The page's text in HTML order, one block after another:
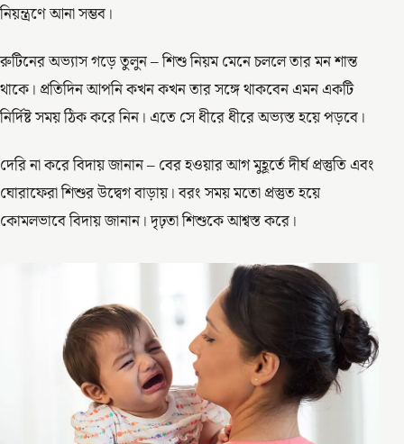
নিয়ন্ত্রণে আনা সম্ভব।
রুটিনের অভ্যাস গড়ে তুলুন – শিশু নিয়ম মেনে চললে তার মন শান্ত
থাকে। প্রতিদিন আপনি কখন কখন তার সঙ্গে থাকবেন এমন একটি
নির্দিষ্ট সময় ঠিক করে নিন। এতে সে ধীরে ধীরে অভ্যস্ত হয়ে পড়বে।
দেরি না করে বিদায় জানান – বের হওয়ার আগ মুহূর্তে দীর্ঘ প্রস্তুতি এবং
ঘোরাফেরা শিশুর উদ্বেগ বাড়ায়। বরং সময় মতো প্রস্তুত হয়ে
কোমলভাবে বিদায় জানান। দৃঢ়তা শিশুকে আশ্বস্ত করে।